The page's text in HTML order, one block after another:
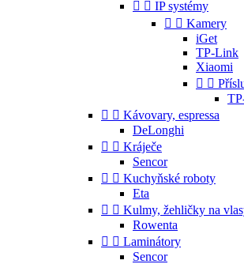
  IP systémy
  Kamery
iGet
TP-Link
Xiaomi
 
  Kávovary, espressa
DeLonghi
  Kráječe
Sencor
  Kuchyňské roboty
Eta
  Kulmy, žehličky na
Rowenta
  Laminátory
Sencor